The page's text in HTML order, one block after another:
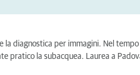
la diagnostica per immagini. Nel
pratico la subacquea. Laurea a